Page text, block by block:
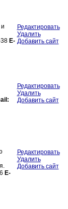
E-
Редактировать
Удалить
Добавить сайт
Редактировать
Удалить
Добавить сайт
E-
Редактировать
Удалить
Добавить сайт